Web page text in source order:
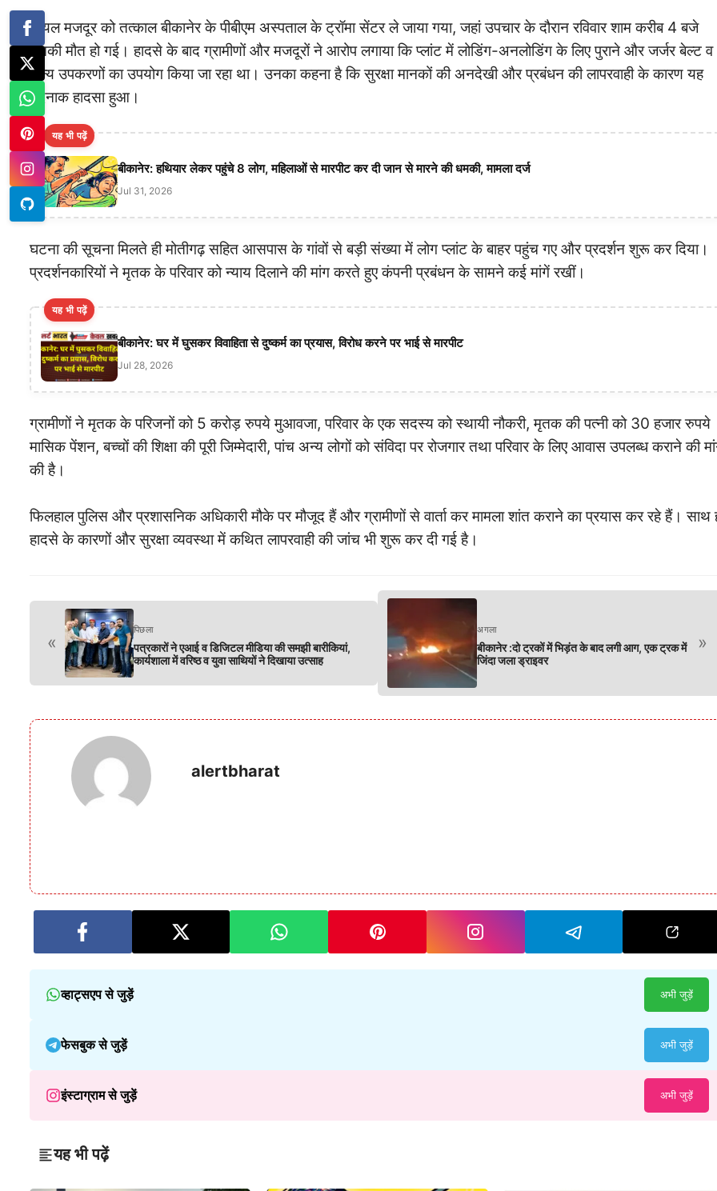
घायल मजदूर को तत्काल बीकानेर के पीबीएम अस्पताल के ट्रॉमा सेंटर ले जाया गया, जहां उपचार के दौरान रविवार शाम करीब 4 बजे
उनकी मौत हो गई। हादसे के बाद ग्रामीणों और मजदूरों ने आरोप लगाया कि प्लांट में लोडिंग-अनलोडिंग के लिए पुराने और जर्जर बेल्ट व
अन्य उपकरणों का उपयोग किया जा रहा था। उनका कहना है कि सुरक्षा मानकों की अनदेखी और प्रबंधन की लापरवाही के कारण यह
दर्दनाक हादसा हुआ।
यह भी पढ़ें
बीकानेर: हथियार लेकर पहुंचे 8 लोग, महिलाओं से मारपीट कर दी जान से मारने की धमकी, मामला दर्ज
Jul 31, 2026
घटना की सूचना मिलते ही मोतीगढ़ सहित आसपास के गांवों से बड़ी संख्या में लोग प्लांट के बाहर पहुंच गए और प्रदर्शन शुरू कर दिया।
प्रदर्शनकारियों ने मृतक के परिवार को न्याय दिलाने की मांग करते हुए कंपनी प्रबंधन के सामने कई मांगें रखीं।
यह भी पढ़ें
बीकानेर: घर में घुसकर विवाहिता से दुष्कर्म का प्रयास, विरोध करने पर भाई से मारपीट
Jul 28, 2026
ग्रामीणों ने मृतक के परिजनों को 5 करोड़ रुपये मुआवजा, परिवार के एक सदस्य को स्थायी नौकरी, मृतक की पत्नी को 30 हजार रुपये
मासिक पेंशन, बच्चों की शिक्षा की पूरी जिम्मेदारी, पांच अन्य लोगों को संविदा पर रोजगार तथा परिवार के लिए आवास उपलब्ध कराने की
की है।
फिलहाल पुलिस और प्रशासनिक अधिकारी मौके पर मौजूद हैं और ग्रामीणों से वार्ता कर मामला शांत कराने का प्रयास कर रहे हैं। साथ
हादसे के कारणों और सुरक्षा व्यवस्था में कथित लापरवाही की जांच भी शुरू कर दी गई है।
«
पिछला
पत्रकारों ने एआई व डिजिटल मीडिया की समझी बारीकियां,
कार्यशाला में वरिष्ठ व युवा साथियों ने दिखाया उत्साह
अगला
बीकानेर :दो ट्रकों में भिड़ंत के बाद लगी आग, एक ट्रक में
जिंदा जला ड्राइवर
»
alertbharat
व्हाट्सएप से जुड़ें अभी जुड़ें
फेसबुक से जुड़ें अभी जुड़ें
इंस्टाग्राम से जुड़ें अभी जुड़ें
यह भी पढ़ें